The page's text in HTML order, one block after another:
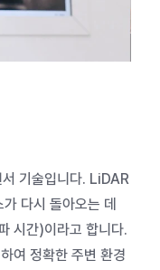
기술입니다. LiDAR
다시 돌아오는 데
시간)이라고 합니다.
여 정확한 주변 환경